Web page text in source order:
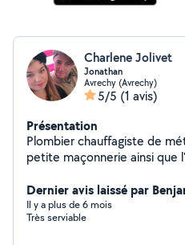
Charlene Jolivet
Jonathan
Avrechy (Avrechy)
5/5 (1 avis)
Présentation
Plombier chauffagiste de
petite maçonnerie ainsi que
de la maison.
Dernier avis laissé par
Il y a plus de 6 mois
Très serviable